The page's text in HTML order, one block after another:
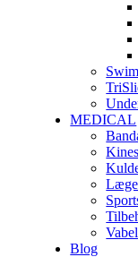
MEDICAL
Blog